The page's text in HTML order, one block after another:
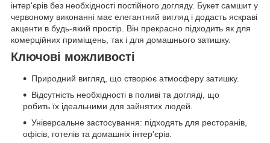
інтер'єрів без необхідності постійного догляду. Букет самшит у
червоному виконанні має елегантний вигляд і додасть яскраві
акценти в будь-який простір. Він прекрасно підходить як для
комерційних приміщень, так і для домашнього затишку.
Ключові можливості
Природний вигляд, що створює атмосферу затишку.
Відсутність необхідності в поливі та догляді, що
робить їх ідеальними для зайнятих людей.
Універсальне застосування: підходять для ресторанів,
офісів, готелів та домашніх інтер'єрів.